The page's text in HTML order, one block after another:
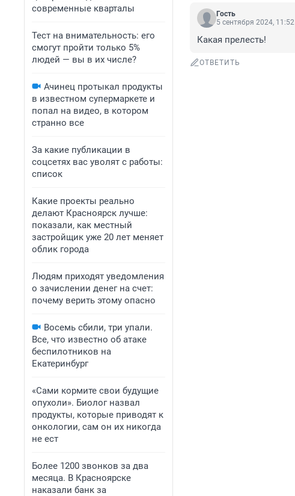
современные кварталы
Тест на внимательность: его
смогут пройти только 5%
людей — вы в их числе?
Ачинец протыкал продукты
в известном супермаркете и
попал на видео, в котором
странно все
За какие публикации в
соцсетях вас уволят с работы:
список
Какие проекты реально
делают Красноярск лучше:
показали, как местный
застройщик уже 20 лет меняет
облик города
Людям приходят уведомления
о зачислении денег на счет:
почему верить этому опасно
Восемь сбили, три упали.
Все, что известно об атаке
беспилотников на
Екатеринбург
«Сами кормите свои будущие
опухоли». Биолог назвал
продукты, которые приводят к
онкологии, сам он их никогда
не ест
Более 1200 звонков за два
месяца. В Красноярске
наказали банк за
Гость
5 сентября 2024, 11:52
Какая прелесть!
ОТВЕТИТЬ